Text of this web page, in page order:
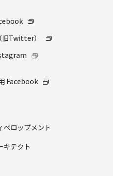
旧Twitter）
Facebook
ベロップメント
キテクト